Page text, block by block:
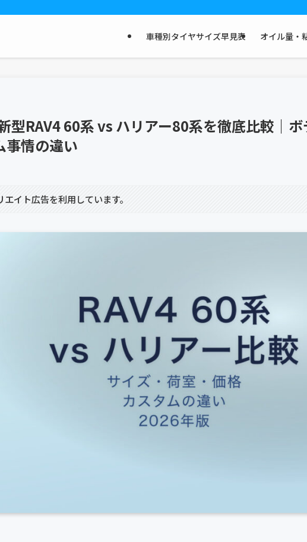
車種別タイヤサイズ早見表 オイル量・
型RAV4 60系 vs ハリアー80系を徹底比較｜
事情の違い
イト広告を利用しています。